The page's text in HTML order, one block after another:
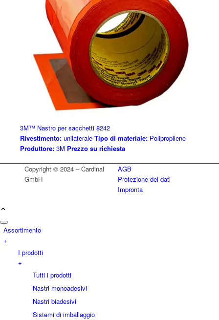
3M™ Nastro per sacchetti 8242
Rivestimento:unilaterale Tipo di materiale:Polipropilene
Produttore:3M Prezzo su richiesta
Copyright © 2024 – Cardinal
GmbH
AGB
Protezione dei dati
Impronta
Assortimento
+
I prodotti
+
Tutti i prodotti
Nastri monoadesivi
Nastri biadesivi
Sistemi di imballaggio